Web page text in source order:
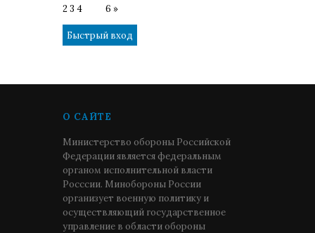
2 3 4 6 »
О САЙТЕ
Министерство обороны Российской
Федерации является федеральным
органом исполнительной власти
Росссии. Минобороны России
организует военную политику и
осуществляющий государственное
управление в области обороны